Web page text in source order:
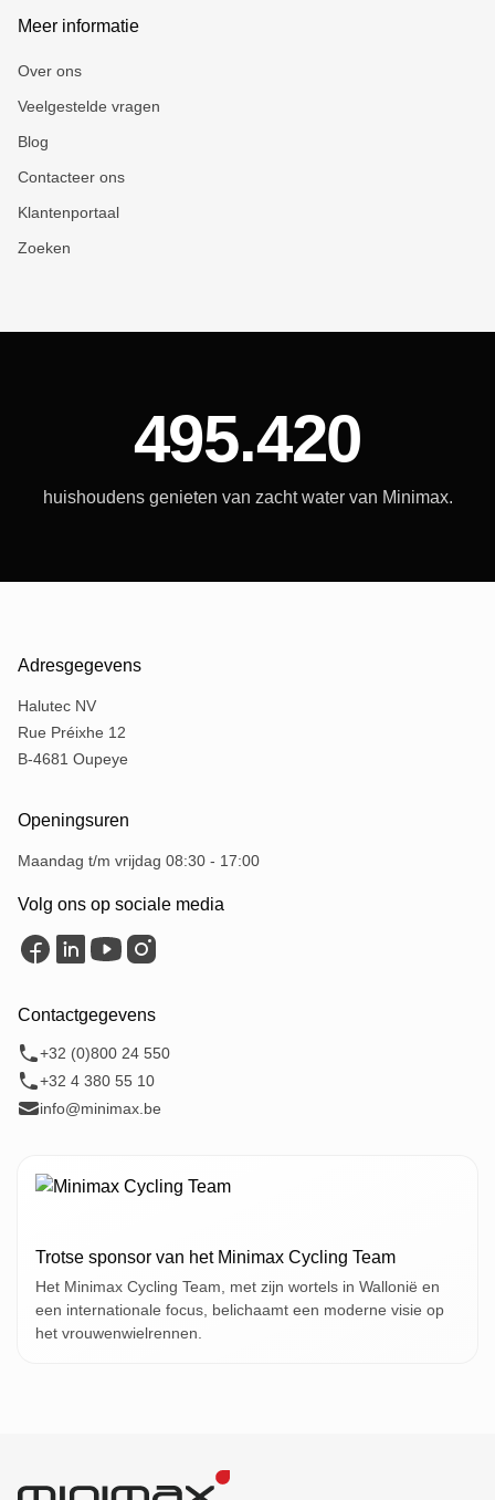
Meer informatie
Over ons
Veelgestelde vragen
Blog
Contacteer ons
Klantenportaal
Zoeken
495.420
huishoudens genieten van zacht water van Minimax.
Adresgegevens
Halutec NV
Rue Préixhe 12
B-4681 Oupeye
Openingsuren
Maandag t/m vrijdag 08:30 - 17:00
Volg ons op sociale media
Contactgegevens
+32 (0)800 24 550
+32 4 380 55 10
info@minimax.be
Trotse sponsor van het Minimax Cycling Team
Het Minimax Cycling Team, met zijn wortels in Wallonië en
een internationale focus, belichaamt een moderne visie op
het vrouwenwielrennen.